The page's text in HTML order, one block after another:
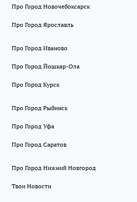
Про Город Новочебоксарск
Про Город Ярославль
Про Город Иваново
Про Город Йошкар-Ола
Про Город Курск
Про Город Рыбинск
Про Город Уфа
Про Город Саратов
Про Город Нижний Новгород
Твои Новости